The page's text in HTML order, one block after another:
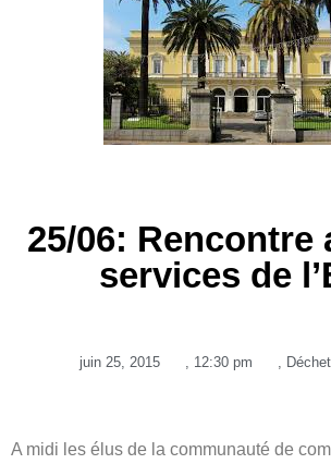
25/06: Rencontre
services de
juin 25, 2015 , 12:30 pm ,
A midi les élus de la communauté de